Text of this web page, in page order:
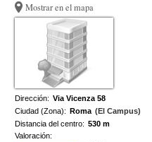
Mostrar en el mapa
Dirección: Via Vicenza 58
Ciudad (Zona): Roma (El Campus)
Distancia del centro: 530 m
Valoración: